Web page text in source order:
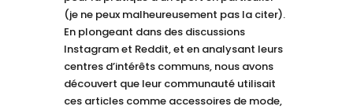
(je ne peux malheureusement pas la citer).
En plongeant dans des discussions
Instagram et Reddit, et en analysant leurs
centres d’intérêts communs, nous avons
découvert que leur communauté utilisait
ces articles comme accessoires de mode,